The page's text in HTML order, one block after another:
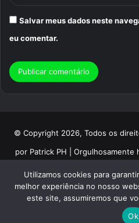
Salvar meus dados neste
eu comentar.
© Copyright 2026, Todos os
por Patrick PH | Orgulhosamente
Início
Sobre Termos de Uso
Utilizamos cookies para
melhor experiência no nosso
este site, assumiremos que
Ok